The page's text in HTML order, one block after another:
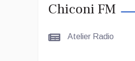
Le Grand
Coranique –
2Édition par
Chiconi FM
Atelier Radio